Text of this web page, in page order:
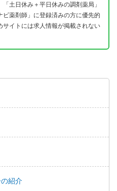
土日休み＋平日休みの調剤薬局」
薬剤師」に登録済みの方に優先的
イトには求人情報が掲載されない
紹介